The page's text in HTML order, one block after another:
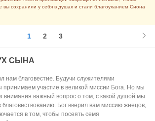
вы сохранили у себя в душах и стали благоуханием Сиона
1 2 3
СЫНА
нам благовестие. Будучи служителями
принимаем участие в великой миссии Бога. Но мы
внимания важный вопрос о том, с какой душой мы
Бог вверил вам миссию жнецов,
в том, чтобы посеять семя